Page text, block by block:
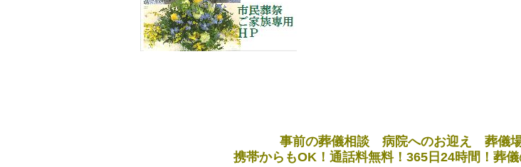
事前の葬儀相談 病院へのお迎え 葬儀
携帯からもOK！通話料無料！365日24時間！葬